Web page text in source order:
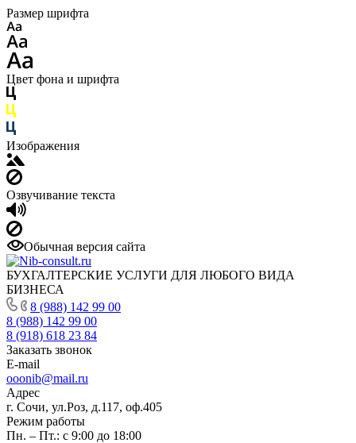
Размер шрифта
Цвет фона и шрифта
Изображения
Озвучивание текста
Обычная версия сайта
БУХГАЛТЕРСКИЕ УСЛУГИ ДЛЯ ЛЮБОГО ВИДА
БИЗНЕСА
8 (988) 142 99 00
8 (988) 142 99 00
8 (918) 618 23 84
Заказать звонок
E-mail
ooonib@mail.ru
Адрес
г. Сочи, ул.Роз, д.117, оф.405
Режим работы
Пн. – Пт.: с 9:00 до 18:00